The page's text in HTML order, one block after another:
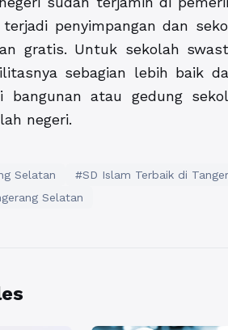
penyimpangan dan
gratis. Untuk sekolah
sebagian lebih baik
bangunan atau gedung
negeri.
Selatan
#SD Islam Terbaik di
Selatan